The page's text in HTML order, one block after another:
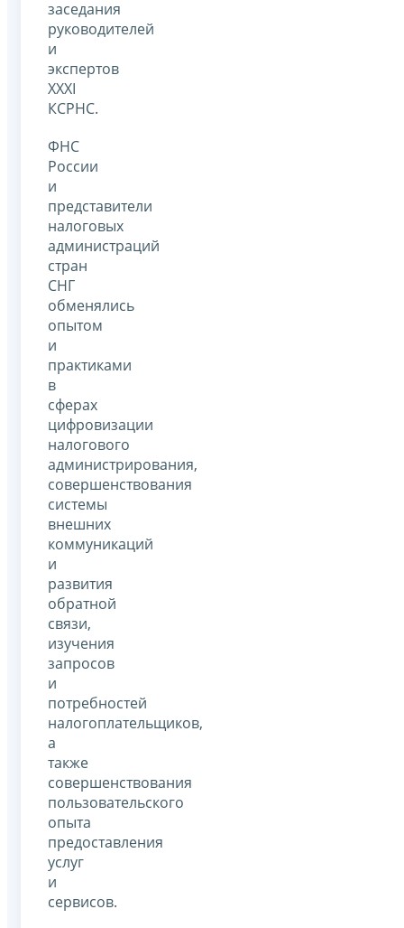
заседания
руководителей
и
экспертов
XXXI
КСРНС.
ФНС
России
и
представители
налоговых
администраций
стран
СНГ
обменялись
опытом
и
практиками
в
сферах
цифровизации
налогового
администрирования,
совершенствования
системы
внешних
коммуникаций
и
развития
обратной
связи,
изучения
запросов
и
потребностей
налогоплательщиков,
а
также
совершенствования
пользовательского
опыта
предоставления
услуг
и
сервисов.